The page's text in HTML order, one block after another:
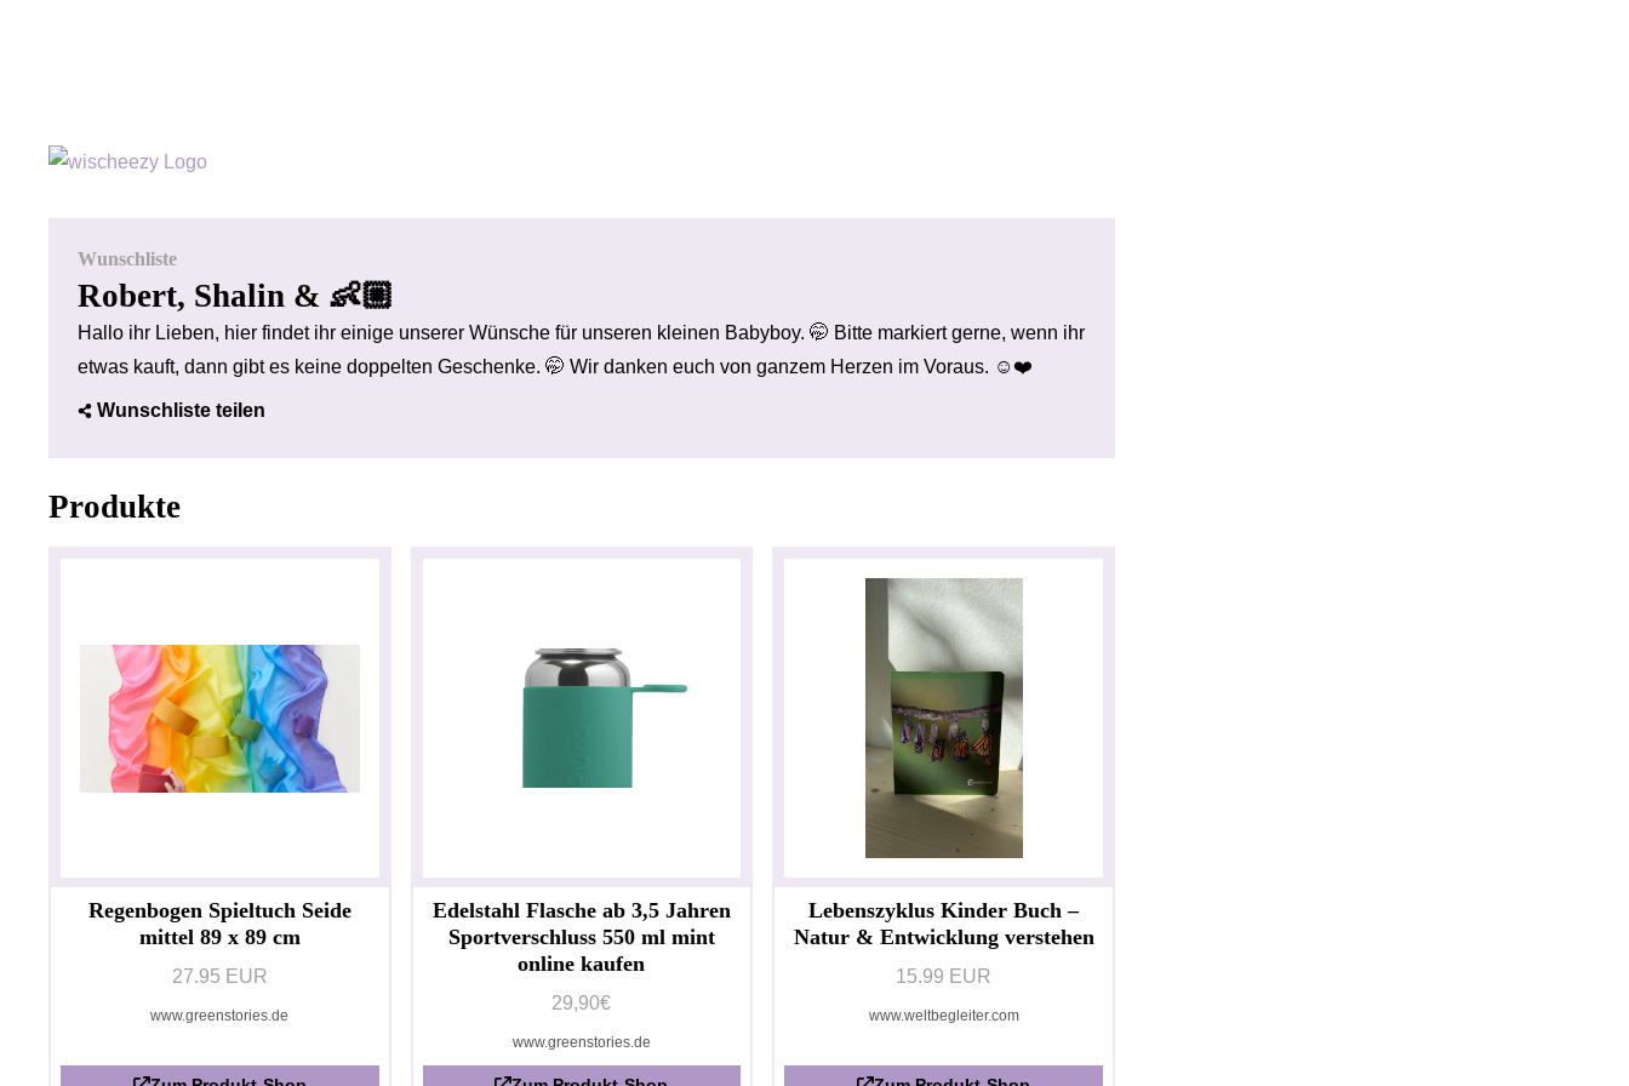
Wunschliste
Robert, Shalin & 👶🏼
Hallo ihr Lieben, hier findet ihr einige unserer Wünsche für unseren kleinen Babyboy. 🤭 Bitte markiert gerne, wenn ihr
etwas kauft, dann gibt es keine doppelten Geschenke. 🤭 Wir danken euch von ganzem Herzen im Voraus. ☺️❤️
Wunschliste teilen
Produkte
Regenbogen Spieltuch Seide
mittel 89 x 89 cm
27.95 EUR
www.greenstories.de
Edelstahl Flasche ab 3,5 Jahren
Sportverschluss 550 ml mint
online kaufen
29,90€
www.greenstories.de
Lebenszyklus Kinder Buch –
Natur & Entwicklung verstehen
15.99 EUR
www.weltbegleiter.com